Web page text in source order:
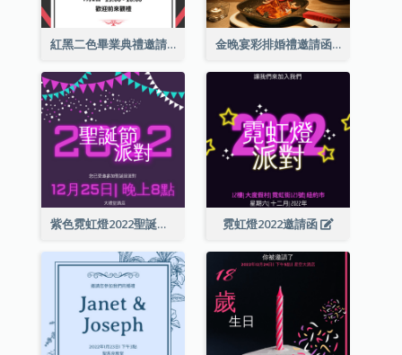
紅黑二色畢業典禮邀請函 金晚宴彩排婚禮邀請函
紫色霓虹燈2022聖誕晚會邀請函 霓虹燈2022邀請函